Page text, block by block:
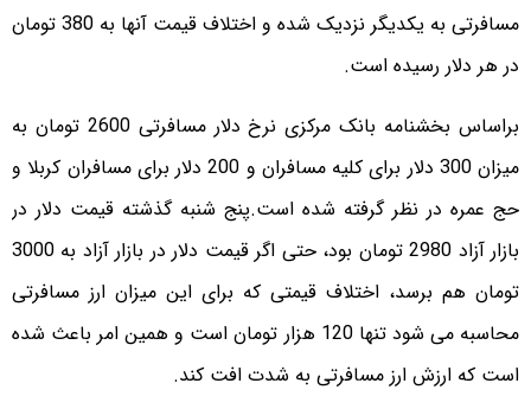
مسافرتی به یکدیگر نزدیک شده و اختلاف قیمت آنها به 380 تومان
در هر دلار رسیده است.
براساس بخشنامه بانک مرکزی نرخ دلار مسافرتی 2600 تومان به
میزان 300 دلار برای کلیه مسافران و 200 دلار برای مسافران کربلا و
حج عمره در نظر گرفته شده است.پنج شنبه گذشته قیمت دلار در
بازار آزاد 2980 تومان بود، حتی اگر قیمت دلار در بازار آزاد به 3000
تومان هم برسد، اختلاف قیمتی که برای این میزان ارز مسافرتی
محاسبه می شود تنها 120 هزار تومان است و همین امر باعث شده
است که ارزش ارز مسافرتی به شدت افت کند.